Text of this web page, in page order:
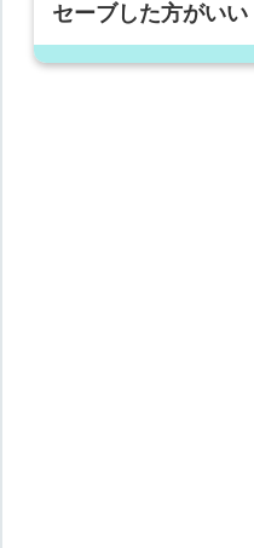
セーブした方がいい